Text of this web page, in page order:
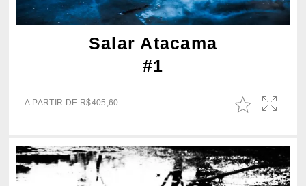
Salar Atacama
#1
A PARTIR DE R$405,60